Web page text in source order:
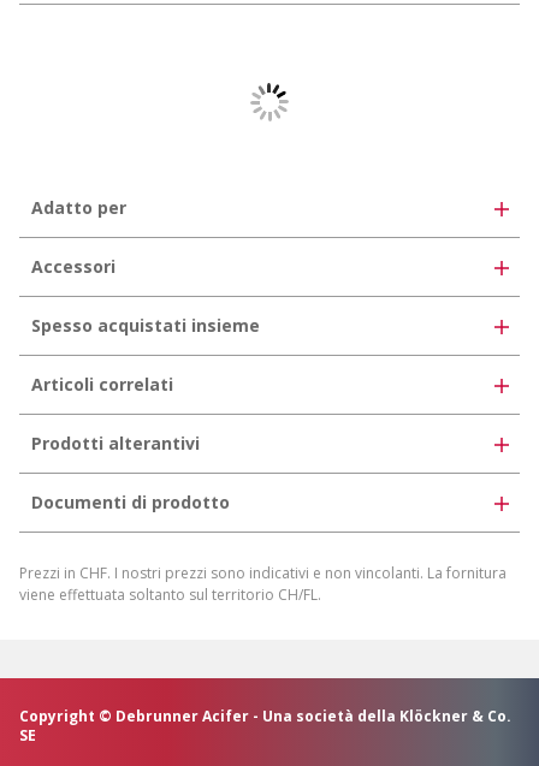
Adatto per
Accessori
Spesso acquistati insieme
Articoli correlati
Prodotti alterantivi
Documenti di prodotto
Scarica la scheda prodotto
Prezzi in CHF. I nostri prezzi sono indicativi e non vincolanti. La fornitura
viene effettuata soltanto sul territorio CH/FL.
Copyright © Debrunner Acifer - Una società della Klöckner & Co.
SE